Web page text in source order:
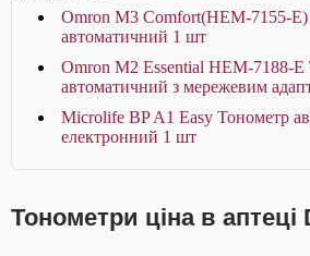
Omron M3 Comfort(HEM-7155-
автоматичний 1 шт
Omron M2 Essential HEM-7188-E
автоматичний з мережевим
Microlife BP A1 Easy Тонометр
електронний 1 шт
Тонометри ціна в аптеці